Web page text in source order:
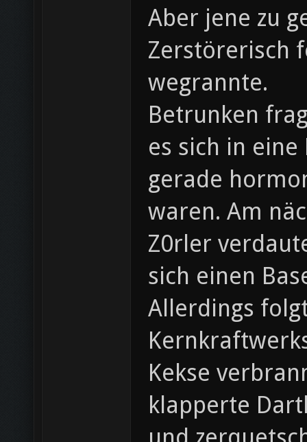
Aber jene zu
Zerstörerisch
wegrannte.
Betrunken
es sich in
gerade
waren. Am
Z0rler
sich einen
Allerdings
Kekse
klapperte